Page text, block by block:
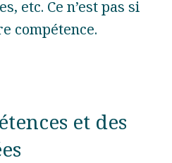
etc. Ce n’est pas si
compétence.
et des